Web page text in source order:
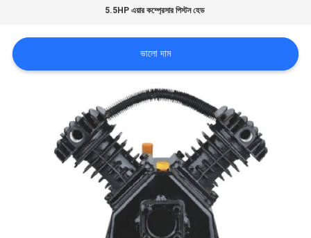
নিয়ন্ত্রণ
যোগাযোগ
5.5HP এয়ার কম্প্রেসার পিস্টন হেড
ভালো দাম